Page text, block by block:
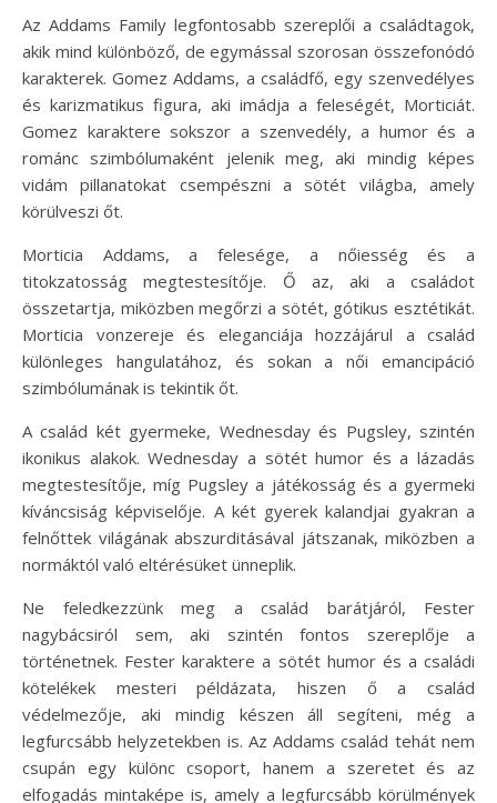
Az Addams Family legfontosabb szereplői a családtagok,
akik mind különböző, de egymással szorosan összefonódó
karakterek. Gomez Addams, a családfő, egy szenvedélyes
és karizmatikus figura, aki imádja a feleségét, Morticiát.
Gomez karaktere sokszor a szenvedély, a humor és a
románc szimbólumaként jelenik meg, aki mindig képes
vidám pillanatokat csempészni a sötét világba, amely
körülveszi őt.
Morticia Addams, a felesége, a nőiesség és a
titokzatosság megtestesítője. Ő az, aki a családot
összetartja, miközben megőrzi a sötét, gótikus esztétikát.
Morticia vonzereje és eleganciája hozzájárul a család
különleges hangulatához, és sokan a női emancipáció
szimbólumának is tekintik őt.
A család két gyermeke, Wednesday és Pugsley, szintén
ikonikus alakok. Wednesday a sötét humor és a lázadás
megtestesítője, míg Pugsley a játékosság és a gyermeki
kíváncsiság képviselője. A két gyerek kalandjai gyakran a
felnőttek világának abszurditásával játszanak, miközben a
normáktól való eltérésüket ünneplik.
Ne feledkezzünk meg a család barátjáról, Fester
nagybácsiról sem, aki szintén fontos szereplője a
történetnek. Fester karaktere a sötét humor és a családi
kötelékek mesteri példázata, hiszen ő a család
védelmezője, aki mindig készen áll segíteni, még a
legfurcsább helyzetekben is. Az Addams család tehát nem
csupán egy különc csoport, hanem a szeretet és az
elfogadás mintaképe is, amely a legfurcsább körülmények